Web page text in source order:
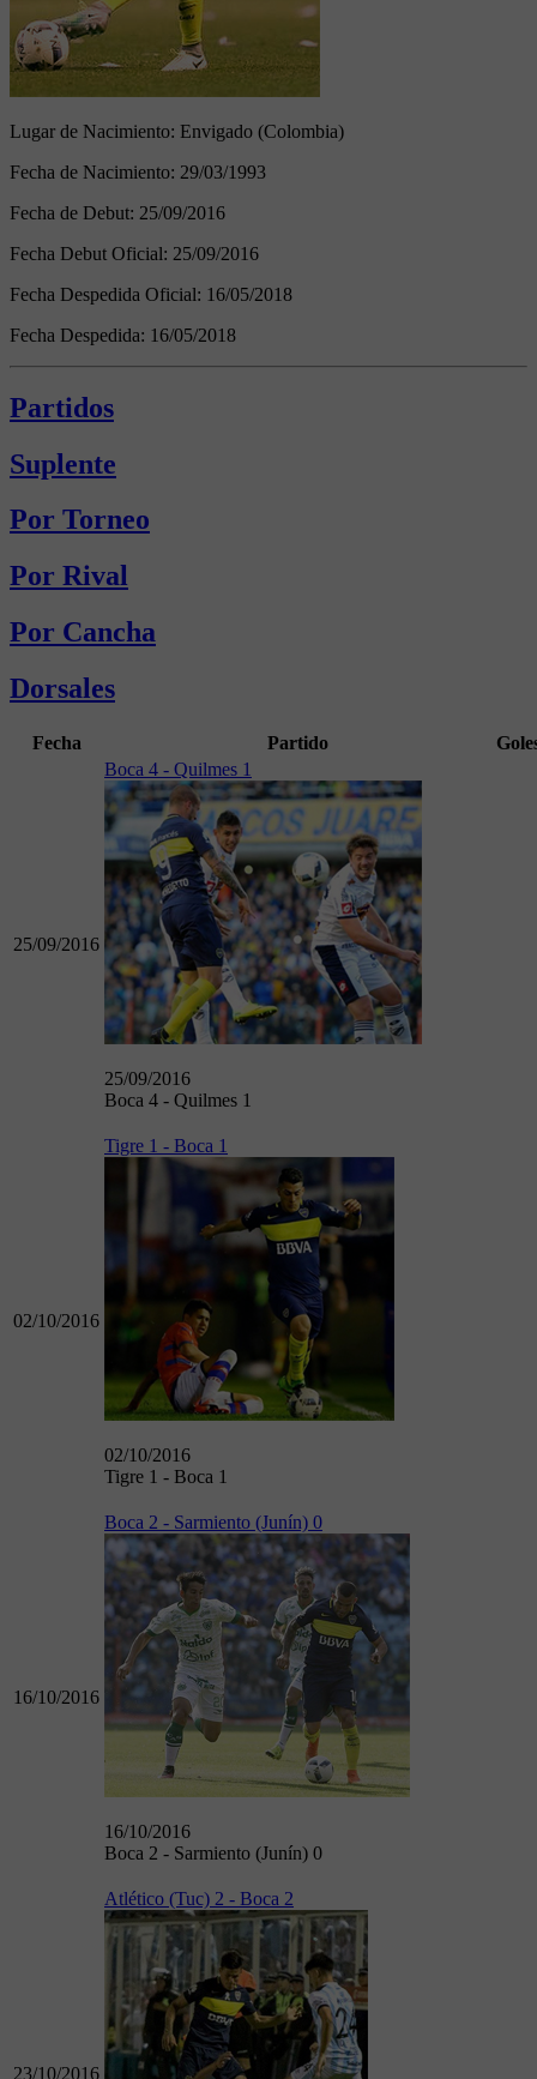
Lugar de Nacimiento: Envigado (Colombia)
Fecha de Nacimiento: 29/03/1993
Fecha de Debut: 25/09/2016
Fecha Debut Oficial: 25/09/2016
Fecha Despedida Oficial: 16/05/2018
Fecha Despedida: 16/05/2018
Partidos
Suplente
Por Torneo
Por Rival
Por Cancha
Dorsales
Fecha Partido
25/09/2016
Boca 4 - Quilmes 1
25/09/2016
Boca 4 - Quilmes 1
02/10/2016
Tigre 1 - Boca 1
02/10/2016
Tigre 1 - Boca 1
16/10/2016
Boca 2 - Sarmiento (Junín) 0
16/10/2016
Boca 2 - Sarmiento (Junín) 0
23/10/2016
Atlético (Tuc) 2 - Boca 2